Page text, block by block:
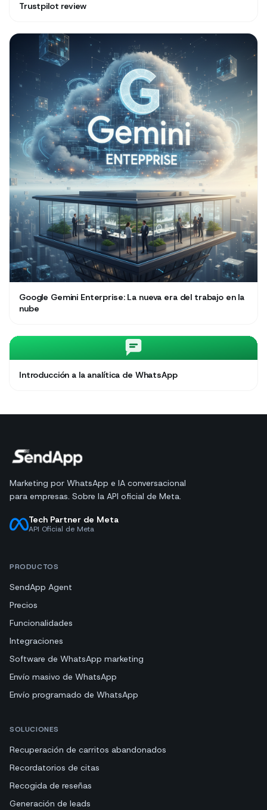
Trustpilot review
Google Gemini Enterprise: La nueva era del trabajo en la
nube
Introducción a la analítica de WhatsApp
Marketing por WhatsApp e IA conversacional
para empresas. Sobre la API oficial de Meta.
Tech Partner de Meta
API Oficial de Meta
PRODUCTOS
SendApp Agent
Precios
Funcionalidades
Integraciones
Software de WhatsApp marketing
Envío masivo de WhatsApp
Envío programado de WhatsApp
SOLUCIONES
Recuperación de carritos abandonados
Recordatorios de citas
Recogida de reseñas
Generación de leads